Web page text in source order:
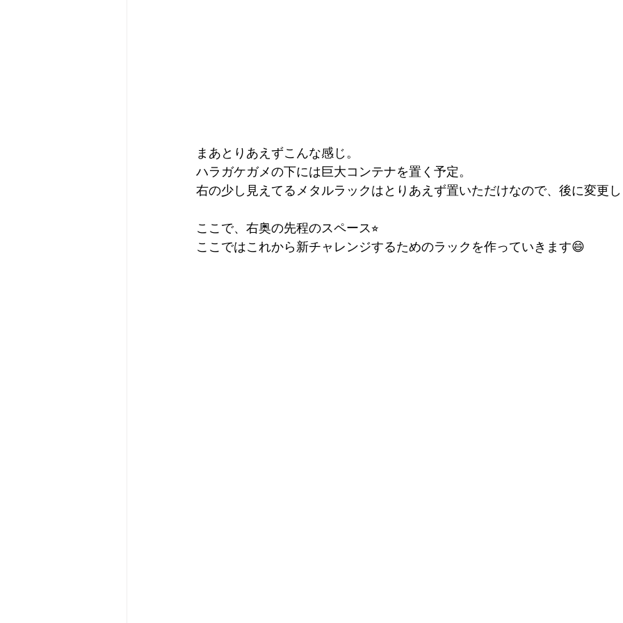
まあとりあえずこんな感じ。
ハラガケガメの下には巨大コンテナを置く予定。
右の少し見えてるメタルラックはとりあえず置いただけなので、後に変更
ここで、右奥の先程のスペース⭐︎
ここではこれから新チャレンジするためのラックを作っていきます😄